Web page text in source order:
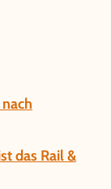
das Rail &